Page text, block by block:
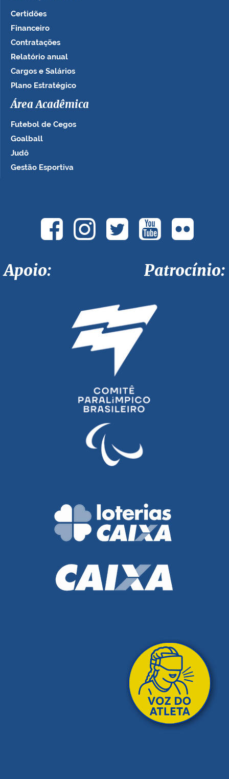
Certidões
Financeiro
Contratações
Relatório anual
Cargos e Salários
Plano Estratégico
Área Acadêmica
Futebol de Cegos
Goalball
Judô
Gestão Esportiva
Apoio: Patrocínio: